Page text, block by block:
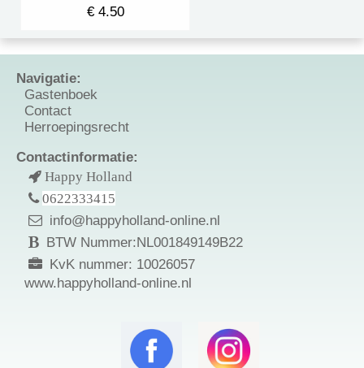
€ 4.50
Navigatie:
Gastenboek
Contact
Herroepingsrecht
Contactinformatie:
Happy Holland
0622333415
info@happyholland-online.nl
BTW Nummer:NL001849149B22
KvK nummer: 10026057
www.happyholland-online.nl